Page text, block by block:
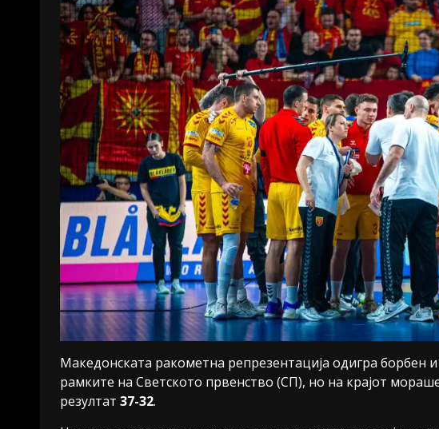
Македонската ракометна репрезентација одигра борбен
рамките на Светското првенство (СП), но на крајот
резултат 37-32.